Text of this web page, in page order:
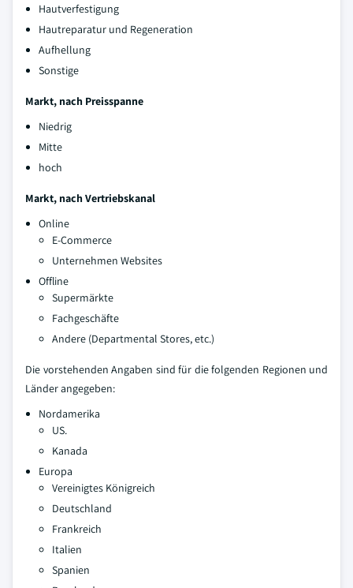
Hautverfestigung
Hautreparatur und Regeneration
Aufhellung
Sonstige
Markt, nach Preisspanne
Niedrig
Mitte
hoch
Markt, nach Vertriebskanal
Online
E-Commerce
Unternehmen Websites
Offline
Supermärkte
Fachgeschäfte
Andere (Departmental Stores, etc.)
Die vorstehenden Angaben sind für die folgenden Regionen und
Länder angegeben:
Nordamerika
US.
Kanada
Europa
Vereinigtes Königreich
Deutschland
Frankreich
Italien
Spanien